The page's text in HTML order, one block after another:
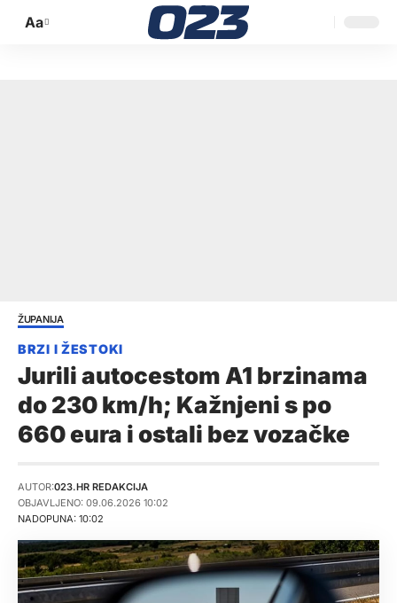
Promijeni
Aa
ŽUPANIJA
Jurili autocestom A1 brzinama
do 230 km/h; Kažnjeni s po
660 eura i ostali bez vozačke
NADOPUNA: 10:02
AUTOR:023.HR REDAKCIJA
OBJAVLJENO: 09.06.2026 10:02